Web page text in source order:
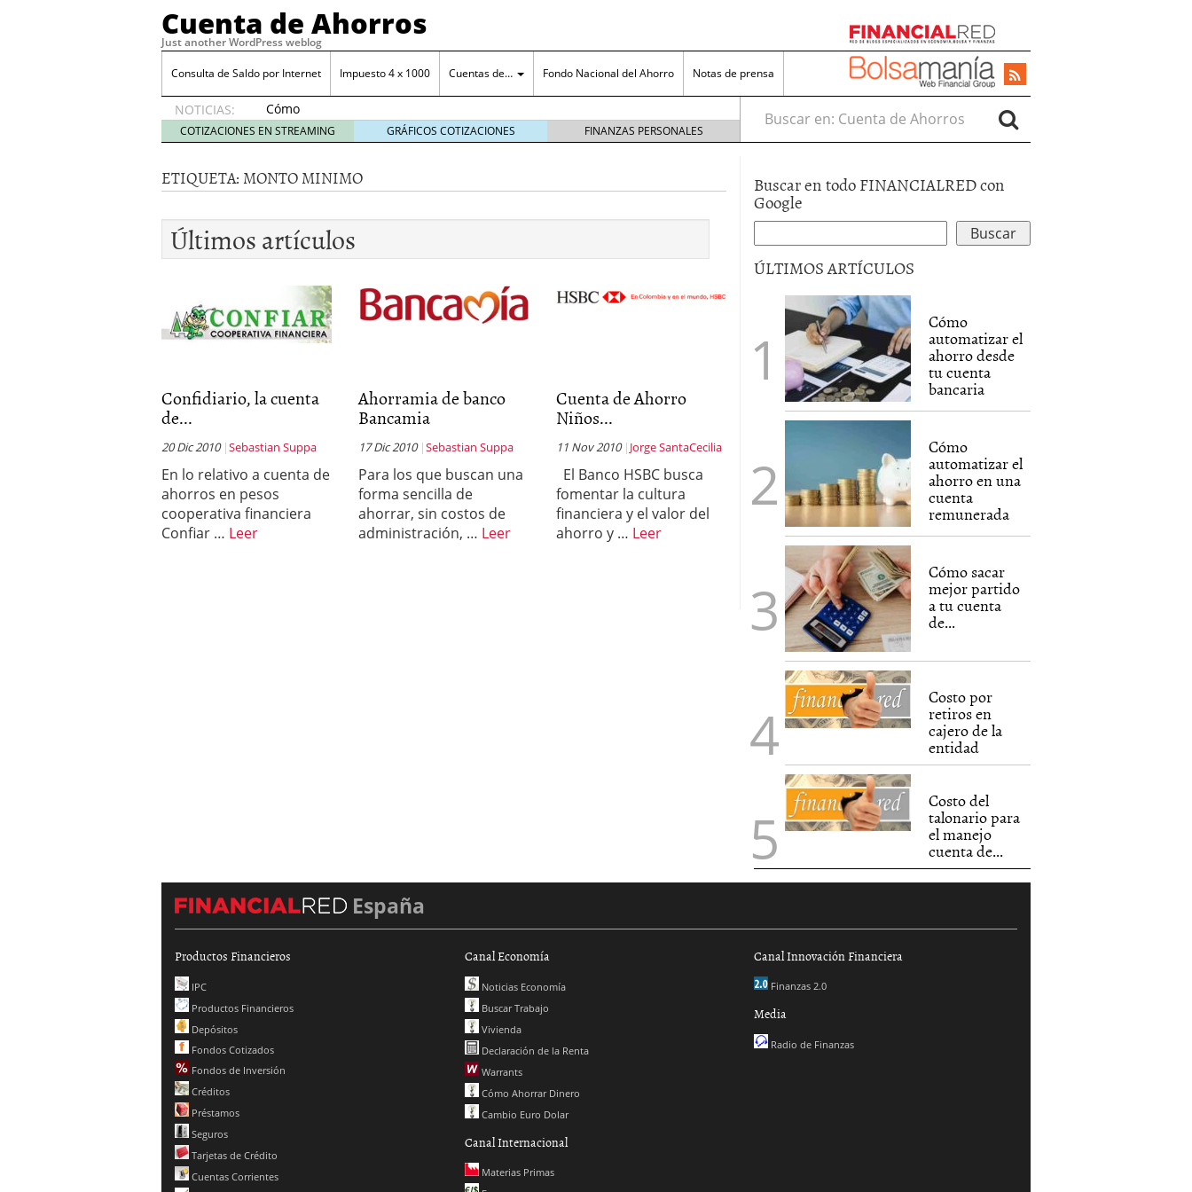
Cuenta de Ahorros
Just another WordPress weblog
Consulta de Saldo por Internet Impuesto 4 x 1000 Cuentas de… Fondo Nacional del Ahorro Notas de prensa
NOTICIAS:
Cómo
automatizar
el ahorro
cuenta
bancaria
octubre
31, 2024
Cómo automatizar el ahorro en una cuenta remunerada
Costo por retiros en cajero de la entidad
junio 15, 2017
Costo del talonario para el manejo cuenta de ahorros
COTIZACIONES EN STREAMING GRÁFICOS COTIZACIONES FINANZAS PERSONALES
Buscar en:
ETIQUETA: MONTO MINIMO
Últimos artículos
Confidiario, la cuenta
de...
20 Dic 2010 Sebastian Suppa
En lo relativo a cuenta de
ahorros en pesos
cooperativa financiera
Confiar … Leer
Ahorramia de banco
Bancamia
17 Dic 2010 Sebastian Suppa
Para los que buscan una
forma sencilla de
ahorrar, sin costos de
administración, … Leer
Cuenta de Ahorro
Niños...
11 Nov 2010 Jorge SantaCecilia
El Banco HSBC busca
fomentar la cultura
financiera y el valor del
ahorro y … Leer
Buscar en todo FINANCIALRED con
Google
ÚLTIMOS ARTÍCULOS
Cómo
automatizar el
ahorro desde
tu cuenta
bancaria
Cómo
automatizar el
ahorro en una
cuenta
remunerada
Cómo sacar
mejor partido
a tu cuenta
de...
Costo por
retiros en
cajero de la
entidad
Costo del
talonario para
el manejo
cuenta de...
España
Productos Financieros
IPC
Productos Financieros
Depósitos
Fondos Cotizados
Fondos de Inversión
Créditos
Préstamos
Seguros
Tarjetas de Crédito
Cuentas Corrientes
Canal Economía
Noticias Economía
Buscar Trabajo
Vivienda
Declaración de la Renta
Warrants
Cómo Ahorrar Dinero
Cambio Euro Dolar
Canal Internacional
Materias Primas
Canal Innovación Financiera
Finanzas 2.0
Media
Radio de Finanzas